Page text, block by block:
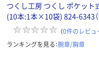
つくし工房 つくし ポケット
(10本:1本×10袋) 824-6343（
（0件のレビュ
ランキングを見る：腕章/胸章